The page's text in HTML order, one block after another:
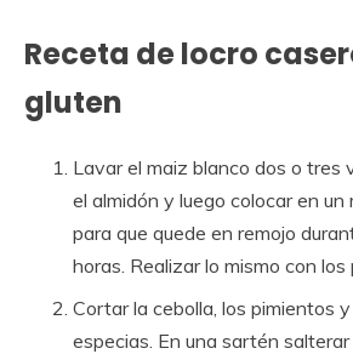
Receta de locro
gluten
Lavar el maiz blanco dos o tres
el almidón y luego colocar en
para que quede en remojo
horas. Realizar lo mismo con los
Cortar la cebolla, los pimientos
especias. En una sartén